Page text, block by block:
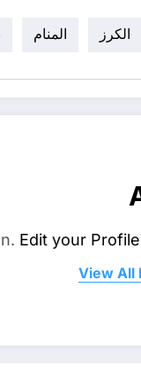
الكرز المنام
Edit your Profile
View All